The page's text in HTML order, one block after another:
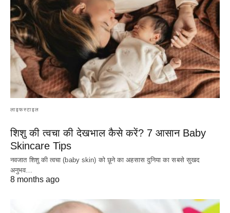
लाइफस्टाइल
शिशु की त्वचा की देखभाल कैसे करें? 7 आसान Baby
Skincare Tips
नवजात शिशु की त्वचा (baby skin) को छूने का अहसास दुनिया का सबसे सुखद
अनुभव…
8 months ago